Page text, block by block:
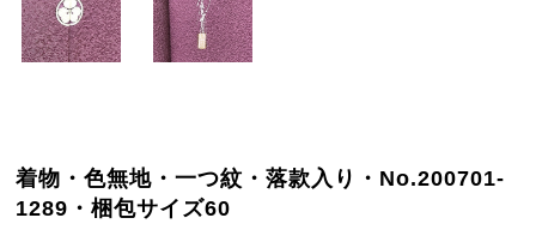
着物・色無地・一つ紋・落款入り・No.200701-
1289・梱包サイズ60